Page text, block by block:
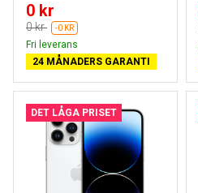
0 kr
0 kr -0 KR
Fri leverans
24 MÅNADERS GARANTI
DET LÅGA PRISET